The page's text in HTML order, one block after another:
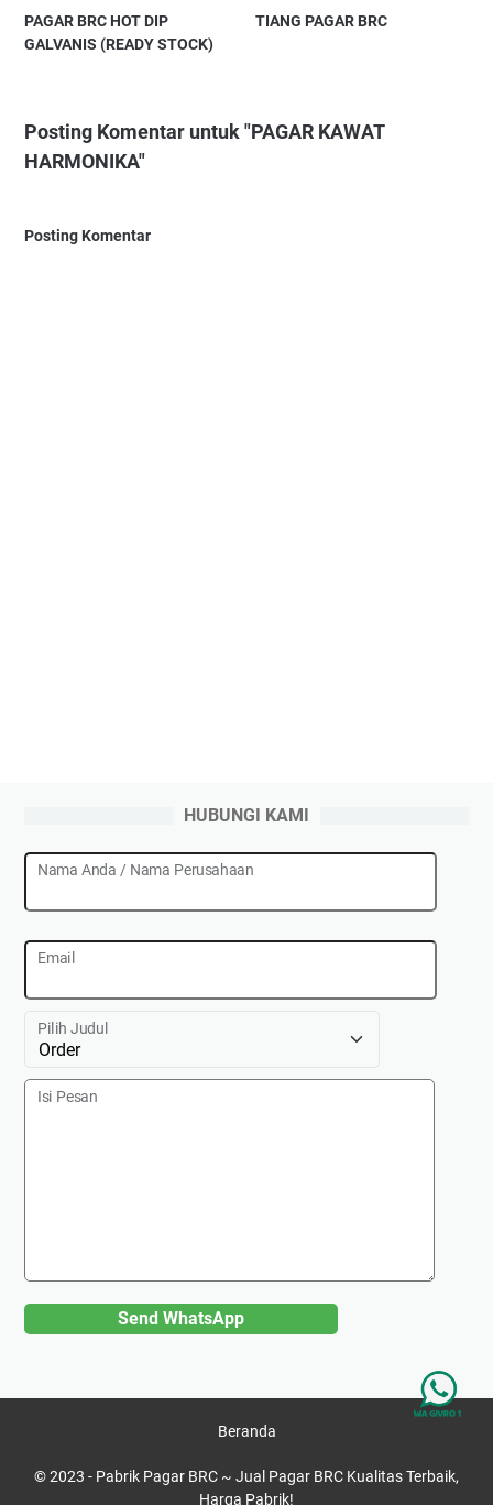
PAGAR BRC HOT DIP
GALVANIS (READY STOCK)
TIANG PAGAR BRC
Posting Komentar untuk "PAGAR KAWAT
HARMONIKA"
Posting Komentar
HUBUNGI KAMI
Nama Anda / Nama Perusahaan
Email
Pilih Judul
Isi Pesan
Send WhatsApp
Beranda
© 2023 - Pabrik Pagar BRC ~ Jual Pagar BRC Kualitas Terbaik,
Harga Pabrik!